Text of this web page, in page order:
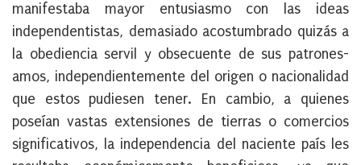
manifestaba mayor entusiasmo con las ideas
independentistas, demasiado acostumbrado quizás a
la obediencia servil y obsecuente de sus patrones-
amos, independientemente del origen o nacionalidad
que estos pudiesen tener. En cambio, a quienes
poseían vastas extensiones de tierras o comercios
significativos, la independencia del naciente país les